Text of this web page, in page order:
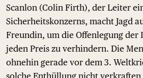
Scanlon (Colin Firth), der Leiter
Sicherheitskonzerns, macht Jagd
Freundin, um die Offenlegung
jeden Preis zu verhindern. Die
ohnehin gerade vor dem 3.